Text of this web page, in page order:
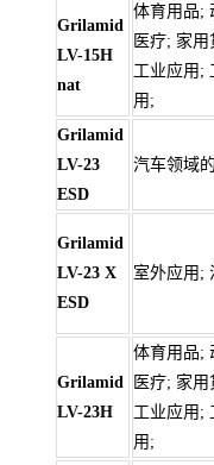
Grilamid
LV-15H
nat
体育用品;
医疗; 家
工业应用;
用;
Grilamid
LV-23
ESD
汽车领域
Grilamid
LV-23 X
ESD
室外应用;
Grilamid
LV-23H
体育用品;
医疗; 家
工业应用;
用;